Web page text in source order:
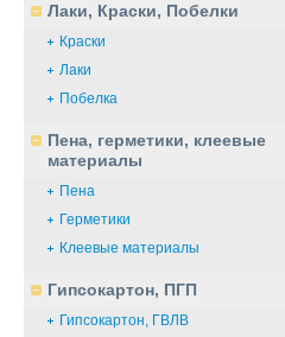
Лаки, Краски, Побелки
Краски
Лаки
Побелка
Пена, герметики, клеевые
материалы
Пена
Герметики
Клеевые материалы
Гипсокартон, ПГП
Гипсокартон, ГВЛВ